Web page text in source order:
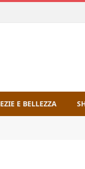
E BELLEZZA